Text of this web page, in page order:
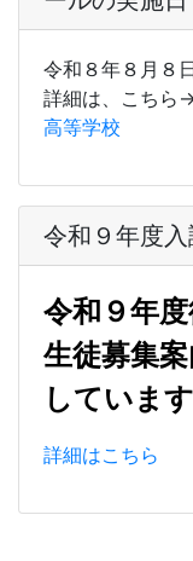
令和８年８月８
詳細は、こちら
高等学校
令和９年度入
令和９年
生徒募集
しています
詳細はこちら